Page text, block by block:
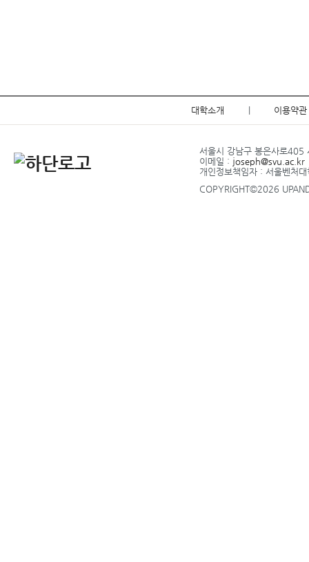
대학소개 이용약관
서울시 강남구 봉은사로
이메일 : joseph@svu.ac.kr
개인정보책임자 : 서울벤처
COPYRIGHT©2026